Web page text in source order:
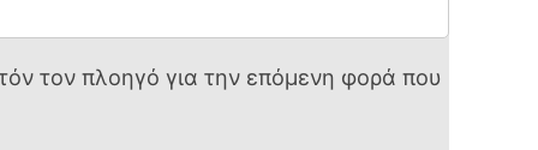
τον πλοηγό για την επόμενη φορά που